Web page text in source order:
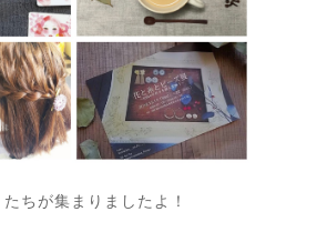
ちが集まりましたよ！